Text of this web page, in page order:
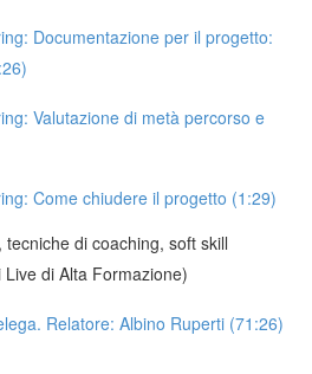
Documentazione per il progetto:
Valutazione di metà percorso e
Come chiudere il progetto (1:29)
di coaching, soft skill
di Alta Formazione)
Relatore: Albino Ruperti (71:26)